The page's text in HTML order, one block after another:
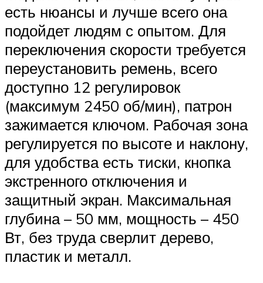
есть нюансы и лучше всего она
подойдет людям с опытом. Для
переключения скорости требуется
переустановить ремень, всего
доступно 12 регулировок
(максимум 2450 об/мин), патрон
зажимается ключом. Рабочая зона
регулируется по высоте и наклону,
для удобства есть тиски, кнопка
экстренного отключения и
защитный экран. Максимальная
глубина – 50 мм, мощность – 450
Вт, без труда сверлит дерево,
пластик и металл.